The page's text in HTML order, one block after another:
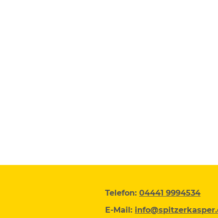
Telefon: 04441 9994534
E-Mail: